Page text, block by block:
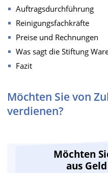
Auftragsdurchführung
Reinigungsfachkräfte
Preise und Rechnungen
Was sagt die Stiftung
Fazit
Möchten Sie von
verdienen?
Möchten
aus